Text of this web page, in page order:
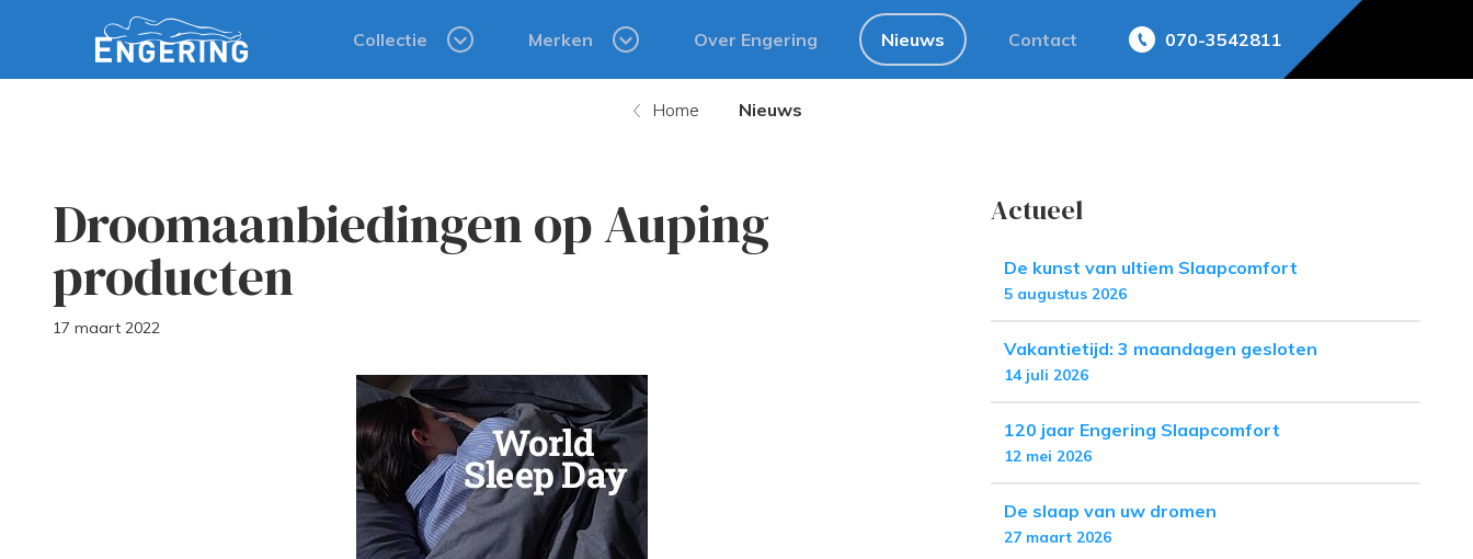
070-3542811
Collectie Merken Over Engering Nieuws Contact
Home Nieuws
Droomaanbiedingen op Auping
producten
17 maart 2022
Actueel
De kunst van ultiem Slaapcomfort
5 augustus 2026
Vakantietijd: 3 maandagen gesloten
14 juli 2026
120 jaar Engering Slaapcomfort
12 mei 2026
De slaap van uw dromen
27 maart 2026